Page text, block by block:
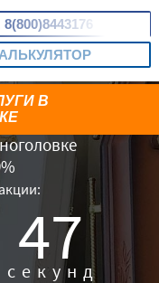
8(800)8443176
46
секунд
В